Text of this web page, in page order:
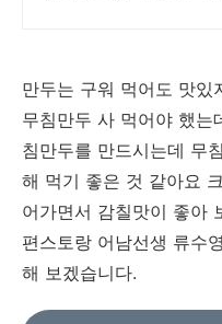
만두는 구워 먹어도 맛있
무침만두 사 먹어야 했는
침만두를 만드시는데 무
해 먹기 좋은 것 같아요
어가면서 감칠맛이 좋아
편스토랑 어남선생 류수
해 보겠습니다.